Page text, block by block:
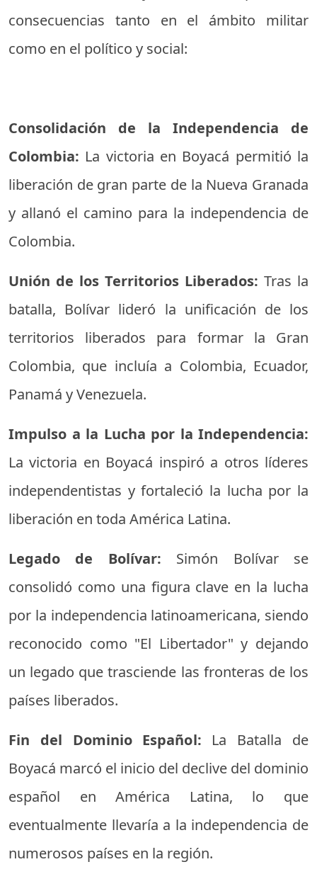
consecuencias tanto en el ámbito militar
como en el político y social:
Consolidación de la Independencia de
Colombia: La victoria en Boyacá permitió la
liberación de gran parte de la Nueva Granada
y allanó el camino para la independencia de
Colombia.
Unión de los Territorios Liberados: Tras la
batalla, Bolívar lideró la unificación de los
territorios liberados para formar la Gran
Colombia, que incluía a Colombia, Ecuador,
Panamá y Venezuela.
Impulso a la Lucha por la Independencia:
La victoria en Boyacá inspiró a otros líderes
independentistas y fortaleció la lucha por la
liberación en toda América Latina.
Legado de Bolívar: Simón Bolívar se
consolidó como una figura clave en la lucha
por la independencia latinoamericana, siendo
reconocido como "El Libertador" y dejando
un legado que trasciende las fronteras de los
países liberados.
Fin del Dominio Español: La Batalla de
Boyacá marcó el inicio del declive del dominio
español en América Latina, lo que
eventualmente llevaría a la independencia de
numerosos países en la región.